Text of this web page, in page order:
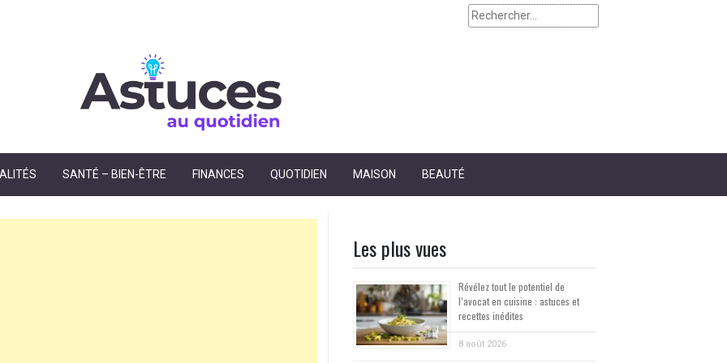
Rechercher :
SANTÉ – BIEN-ÊTRE FINANCES QUOTIDIEN MAISON BEAUTÉ
Les plus vues
Révélez tout le potentiel de
l’avocat en cuisine : astuces et
recettes inédites
8 août 2026